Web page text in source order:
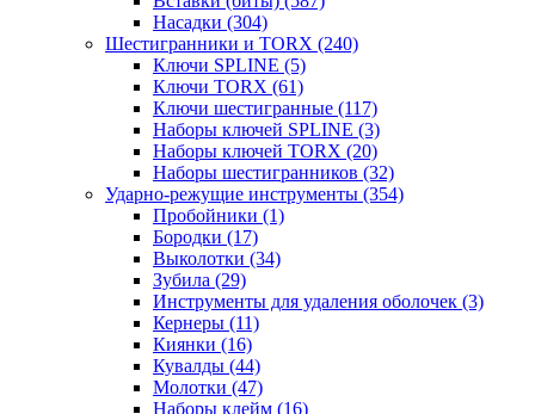
Насадки (304)
Шестигранники и TORX (240)
Ключи SPLINE (5)
Ключи TORX (61)
Ключи шестигранные (117)
Наборы ключей SPLINE (3)
Наборы ключей TORX (20)
Наборы шестигранников (32)
Ударно-режущие инструменты (354)
Пробойники (1)
Бородки (17)
Выколотки (34)
Зубила (29)
Инструменты для удаления оболочек (3)
Кернеры (11)
Киянки (16)
Кувалды (44)
Молотки (47)
Наборы клейм (16)